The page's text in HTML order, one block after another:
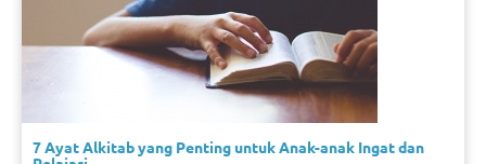
7 Ayat Alkitab yang Penting untuk Anak-anak Ingat dan